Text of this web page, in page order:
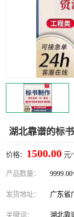
湖北靠谱的标
价格： 1500.00 元/
产品数量：
发货地址： 广东省
关键词： 湖北靠